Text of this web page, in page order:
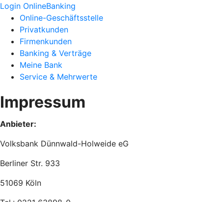
Login OnlineBanking
Online-Geschäftsstelle
Privatkunden
Firmenkunden
Banking & Verträge
Meine Bank
Service & Mehrwerte
Impressum
Anbieter:
Volksbank Dünnwald-Holweide eG
Berliner Str. 933
51069 Köln